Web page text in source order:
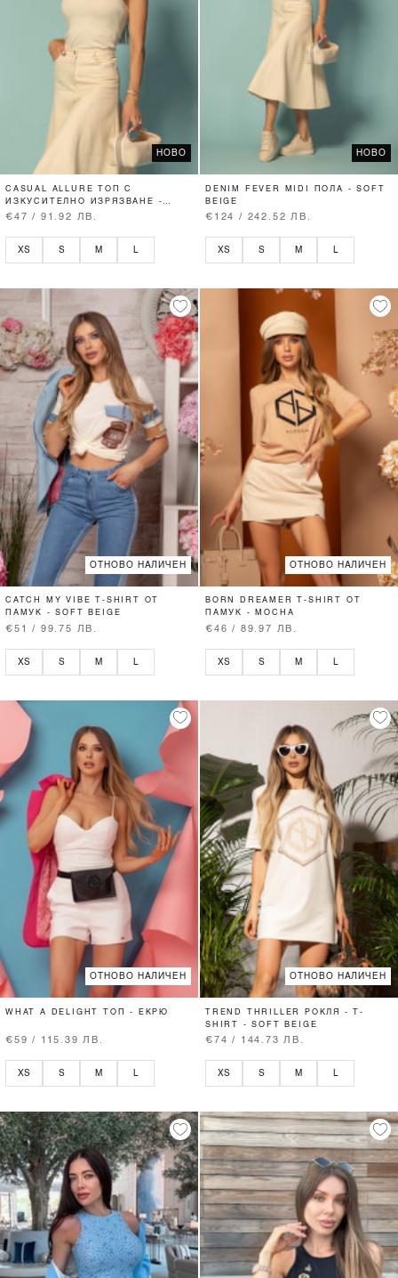
НОВО
CASUAL ALLURE ТОП С
ИЗКУСИТЕЛНО ИЗРЯЗВАНЕ -
SOFT BEIGE
€47 / 91.92 ЛВ.
XS S M L
НОВО
DENIM FEVER MIDI ПОЛА - SOFT
BEIGE
€124 / 242.52 ЛВ.
XS S M L
ОТНОВО НАЛИЧЕН
CATCH MY VIBE T-SHIRT ОТ
ПАМУК - SOFT BEIGE
€51 / 99.75 ЛВ.
XS S M
ОТНОВО НАЛИЧЕН
BORN DREAMER T-SHIRT ОТ
ПАМУК - MOCHA
€46 / 89.97 ЛВ.
XS S M
ОТНОВО НАЛИЧЕН
WHAT A DELIGHT ТОП - ЕКРЮ
€59 / 115.39 ЛВ.
XS S M L
ОТНОВО НАЛИЧЕН
TREND THRILLER РОКЛЯ - T-
SHIRT - SOFT BEIGE
€74 / 144.73 ЛВ.
XS S M L